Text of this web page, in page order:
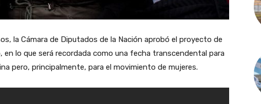
la Cámara de Diputados de la Nación aprobó el proyecto de
en lo que será recordada como una fecha transcendental para
pero, principalmente, para el movimiento de mujeres.